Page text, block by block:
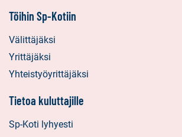
Töihin Sp-Kotiin
Välittäjäksi
Yrittäjäksi
Yhteistyöyrittäjäksi
Tietoa kuluttajille
Sp-Koti lyhyesti